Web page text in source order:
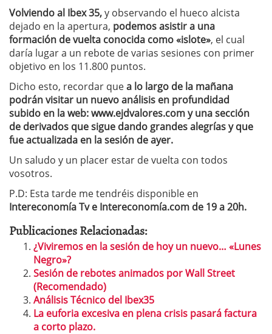
Volviendo al Ibex 35,y observando el hueco alcista
dejado en la apertura, podemos asistir a una
formación de vuelta conocida como «islote», el cual
daría lugar a un rebote de varias sesiones con primer
objetivo en los 11.800 puntos.
Dicho esto, recordar quea lo largo de la mañana
podrán visitar un nuevo análisis en profundidad
subido en la web: www.ejdvalores.com y una sección
de derivados que sigue dando grandes alegrías y que
fue actualizada en la sesión de ayer.
Un saludo y un placer estar de vuelta con todos
vosotros.
P.D: Esta tarde me tendréis disponible en
Intereconomía Tv e Intereconomía.com de 19 a 20h.
Publicaciones Relacionadas:
¿Viviremos en la sesión de hoy un nuevo… «Lunes
Negro»?
Sesión de rebotes animados por Wall Street
(Recomendado)
Análisis Técnico del Ibex35
La euforia excesiva en plena crisis pasará factura
a corto plazo.